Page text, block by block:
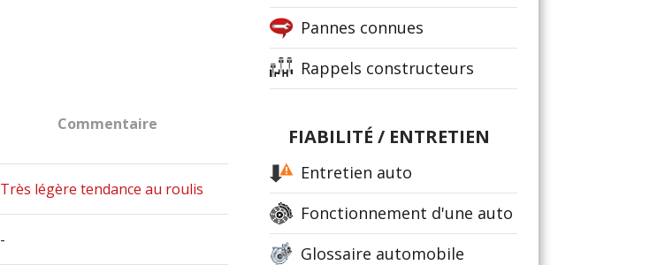
Commentaire
Très légère tendance au roulis
-
Pannes connues
Rappels constructeurs
FIABILITÉ / ENTRETIEN
Entretien auto
Fonctionnement d'une auto
Glossaire automobile